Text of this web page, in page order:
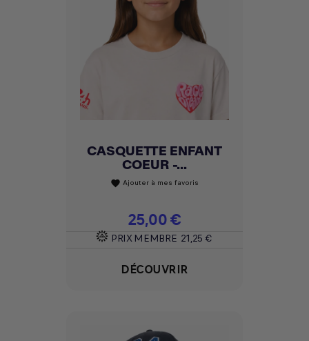
CASQUETTE ENFANT
COEUR -...
favorite Ajouter à mes favoris
Prix
25,00 €
PRIX MEMBRE 21,25 €
DÉCOUVRIR